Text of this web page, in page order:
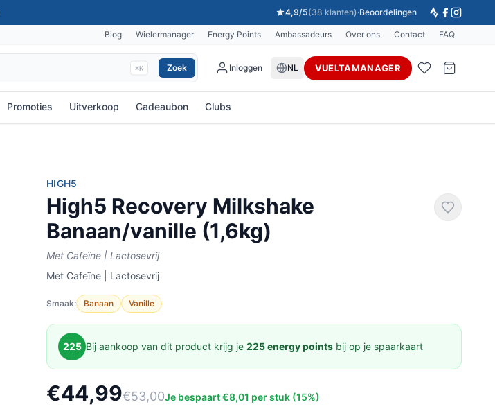
4,9/5(38 klanten)·Beoordelingen
Blog Wielermanager Energy Points Ambassadeurs Over ons Contact FAQ
⌘K Zoek Inloggen NL VUELTAMANAGER
Promoties Uitverkoop Cadeaubon Clubs
HIGH5
High5 Recovery Milkshake
Banaan/vanille (1,6kg)
Met Cafeïne | Lactosevrij
Met Cafeïne | Lactosevrij
Smaak: Banaan Vanille
225 Bij aankoop van dit product krijg je 225 energy points bij op je spaarkaart
€44,99€53,00Je bespaart €8,01 per stuk (15%)